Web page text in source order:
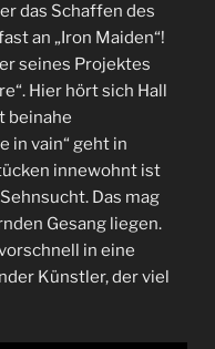
das Schaffen des
an „Iron Maiden“!
seines Projektes
Hier hört sich Hall
beinahe
in vain“ geht in
innewohnt ist
Das mag
Gesang liegen.
in eine
Künstler, der viel